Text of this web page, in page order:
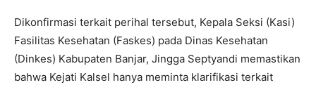
Dikonfirmasi terkait perihal tersebut, Kepala Seksi (Kasi)
Fasilitas Kesehatan (Faskes) pada Dinas Kesehatan
(Dinkes) Kabupaten Banjar, Jingga Septyandi memastikan
bahwa Kejati Kalsel hanya meminta klarifikasi terkait